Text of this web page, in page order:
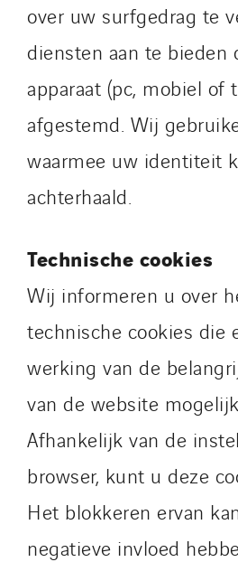
over uw surfgedrag te
diensten aan te bieden
apparaat (pc, mobiel of
afgestemd. Wij
waarmee uw identiteit
achterhaald.
Technische cookies
Wij informeren u over
technische cookies die
werking van de
van de website
Afhankelijk van de
browser, kunt u deze
Het blokkeren ervan
negatieve invloed